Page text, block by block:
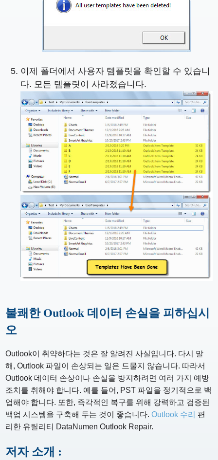
이제 폴더에서 사용자 템플릿을 확인할 수 있습니
다. 모든 템플릿이 사라졌습니다.
불쾌한 Outlook 데이터 손실을 피하십시
오
Outlook이 취약하다는 것은 잘 알려진 사실입니다. 다시 말
해, Outlook 파일이 손상되는 일은 드물지 않습니다. 따라서
Outlook 데이터 손상이나 손실을 방지하려면 여러 가지 예방
조치를 취해야 합니다. 예를 들어, PST 파일을 정기적으로 백
업해야 합니다. 또한, 즉각적인 복구를 위해 강력하고 검증된
백업 시스템을 구축해 두는 것이 좋습니다.Outlook 수리 편
리한 유틸리티 DataNumen Outlook Repair.
저자 소개 :